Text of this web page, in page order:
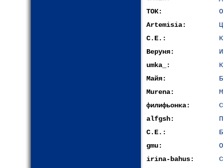
ТОК:
Artemisia:
С.Е.:
Веруня:
umka_:
Майя:
Murena:
филифьонка:
alfgsh:
С.Е.:
gmu:
irina-bahus: